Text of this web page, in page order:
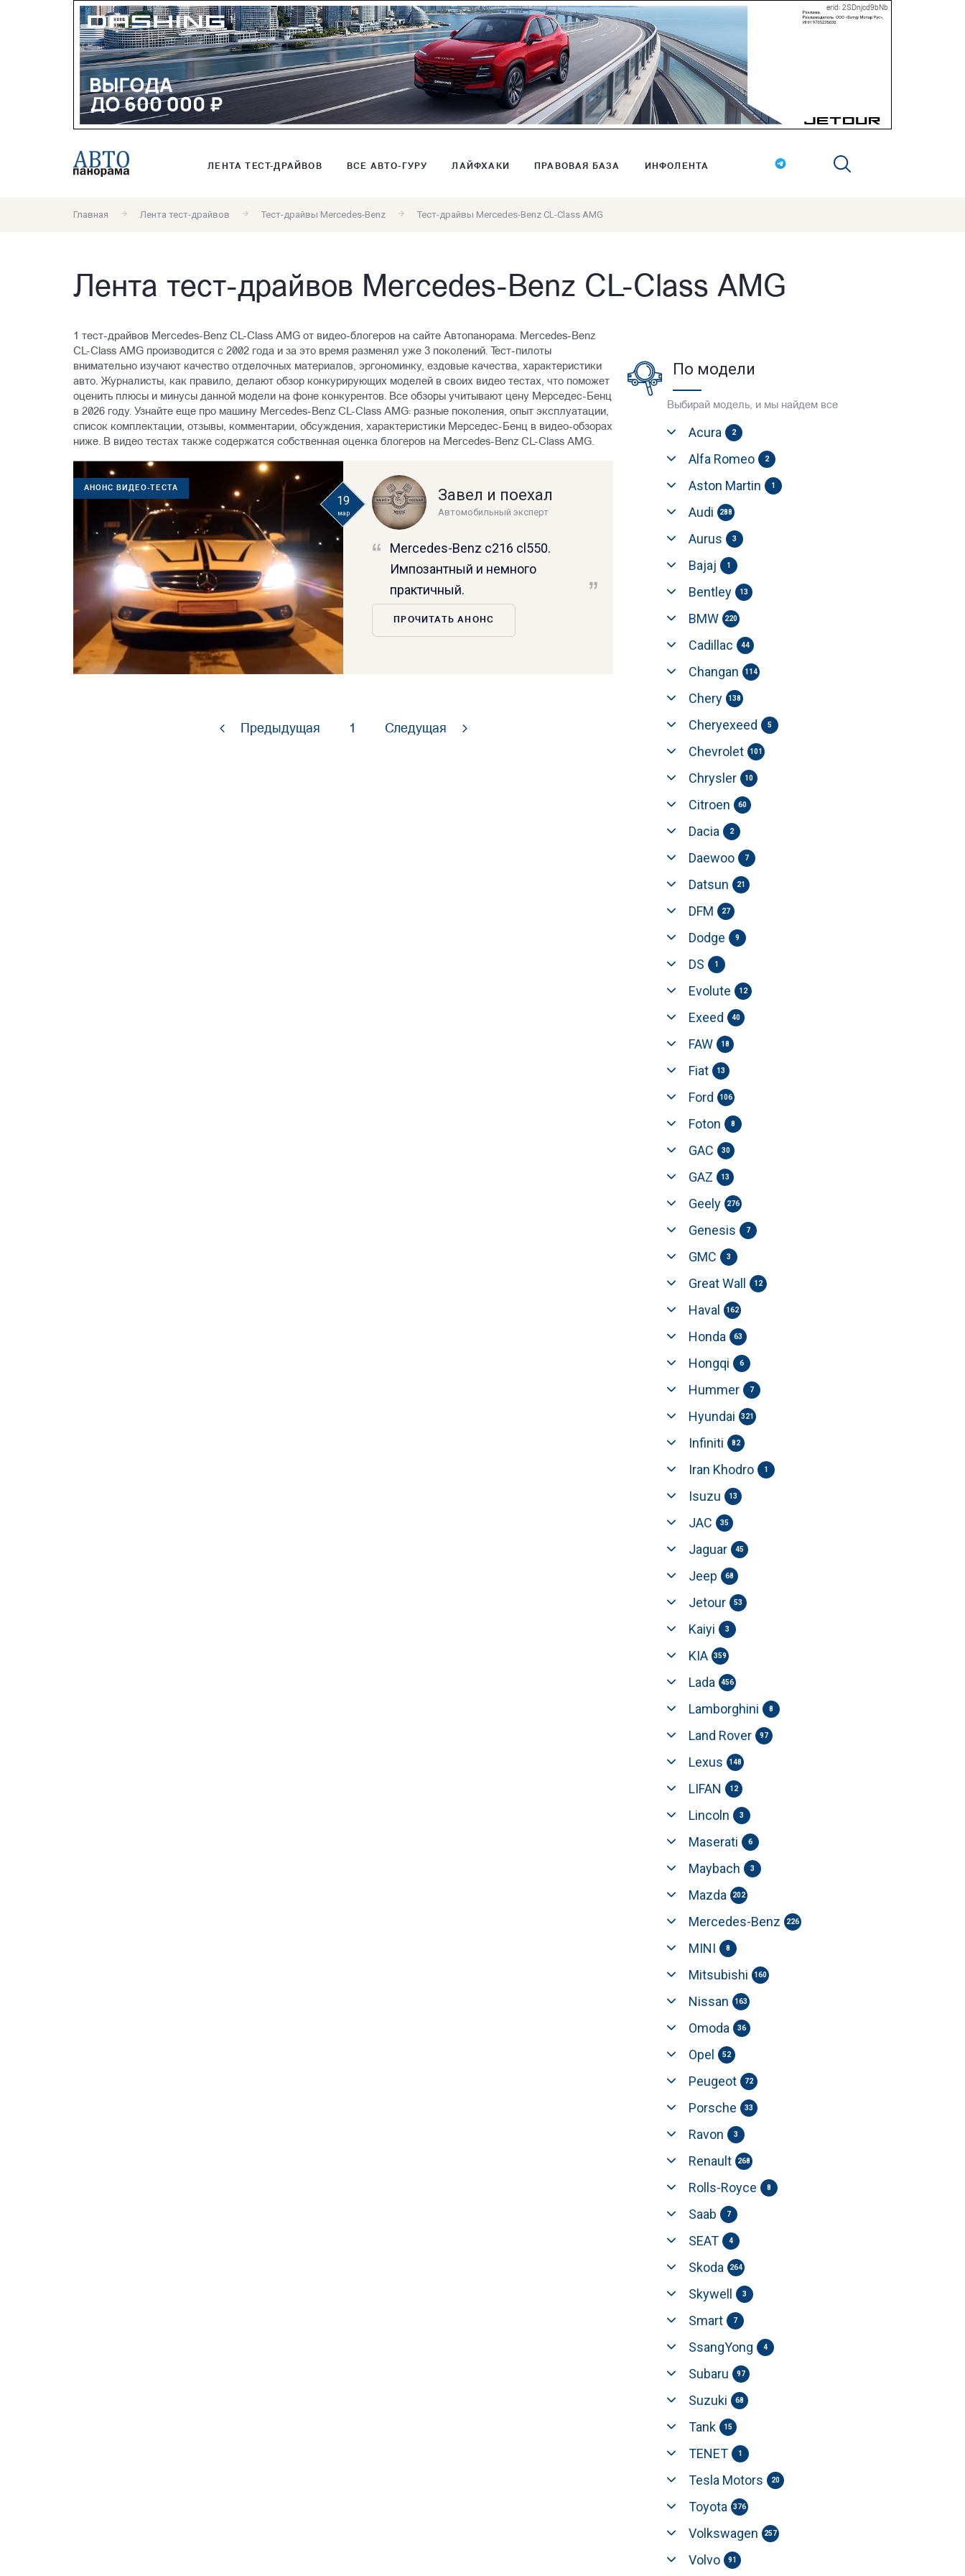
erid: 2SDnjcd9bNb
ЛЕНТА ТЕСТ-ДРАЙВОВ ВСЕ АВТО-ГУРУ ЛАЙФХАКИ ПРАВОВАЯ БАЗА ИНФОЛЕНТА
Главная Лента тест-драйвов Тест-драйвы Mercedes-Benz Тест-драйвы Mercedes-Benz CL-Class AMG
Лента тест-драйвов Mercedes-Benz CL-Class AMG
1 тест-драйвов Mercedes-Benz CL-Class AMG от видео-блогеров на сайте Автопанорама. Mercedes-Benz
CL-Class AMG производится с 2002 года и за это время разменял уже 3 поколений. Тест-пилоты
внимательно изучают качество отделочных материалов, эргономинку, ездовые качества, характеристики
авто. Журналисты, как правило, делают обзор конкурирующих моделей в своих видео тестах, что поможет
оценить плюсы и минусы данной модели на фоне конкурентов. Все обзоры учитывают цену Mерседес-Бенц
в 2026 году. Узнайте еще про машину Mercedes-Benz CL-Class AMG: разные поколения, опыт эксплуатации,
список комплектации, отзывы, комментарии, обсуждения, характеристики Mерседес-Бенц в видео-обзорах
ниже. В видео тестах также содержатся собственная оценка блогеров на Mercedes-Benz CL-Class AMG.
АНОНС ВИДЕО-ТЕСТА
19
мар
Завел и поехал
Автомобильный эксперт
Mercedes-Benz c216 cl550.
Импозантный и немного
практичный.
ПРОЧИТАТЬ АНОНС
Предыдущая 1 Следущая
По модели
Выбирай модель, и мы найдем все
Acura 2
Alfa Romeo 2
Aston Martin 1
Audi 288
Aurus 3
Bajaj 1
Bentley 13
BMW 220
Cadillac 44
Changan 114
Chery 138
Cheryexeed 5
Chevrolet 101
Chrysler 10
Citroen 60
Dacia 2
Daewoo 7
Datsun 21
DFM 27
Dodge 9
DS 1
Evolute 12
Exeed 40
FAW 18
Fiat 13
Ford 106
Foton 8
GAC 30
GAZ 13
Geely 276
Genesis 7
GMC 3
Great Wall 12
Haval 162
Honda 63
Hongqi 6
Hummer 7
Hyundai 321
Infiniti 82
Iran Khodro 1
Isuzu 13
JAC 35
Jaguar 45
Jeep 68
Jetour 53
Kaiyi 3
KIA 359
Lada 456
Lamborghini 8
Land Rover 97
Lexus 148
LIFAN 12
Lincoln 3
Maserati 6
Maybach 3
Mazda 202
Mercedes-Benz 226
MINI 8
Mitsubishi 160
Nissan 163
Omoda 36
Opel 52
Peugeot 72
Porsche 33
Ravon 3
Renault 268
Rolls-Royce 8
Saab 7
SEAT 4
Skoda 264
Skywell 3
Smart 7
SsangYong 4
Subaru 97
Suzuki 68
Tank 15
TENET 1
Tesla Motors 20
Toyota 376
Volkswagen 257
Volvo 91